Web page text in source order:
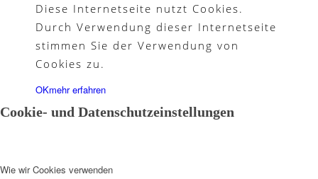
Akademie
Diese Internetseite nutzt Cookies.
Durch Verwendung dieser Internetseite
stimmen Sie der Verwendung von
Cookies zu.
OKmehr erfahren
Cookie- und Datenschutzeinstellungen
Wie wir Cookies verwenden